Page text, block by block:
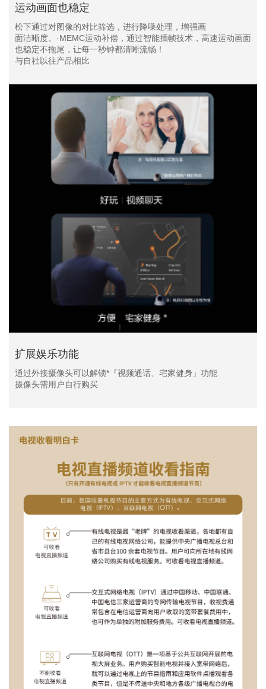
运动画面也稳定
松下通过对图像的对比筛选，进行降噪处理，增强画
面洁晰度。·MEMC运动补偿，通过智能插帧技术，高速运动画面
也稳定不拖尾，让每一秒钟都清晰流畅！
与自社以往产品相比
扩展娱乐功能
通过外接摄像头可以解锁*『视频通话、宅家健身」功能
摄像头需用户自行购买